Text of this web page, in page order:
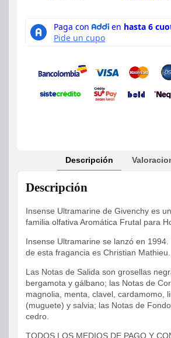
Descripción
Descripción
Insense Ultramarine de Givenchy es
familia olfativa Aromática Frutal para
Insense Ultramarine se lanzó en
de esta fragancia es Christian Mathieu.
Las Notas de Salida son grosellas
bergamota y gálbano; las Notas de
magnolia, menta, clavel, cardamomo,
(muguete) y salvia; las Notas de
cedro.
TODOS LOS MEDIOS DE PAGO Y